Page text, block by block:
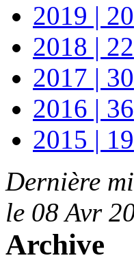
2019 | 20
2018 | 22
2017 | 30
2016 | 36
2015 | 19
Dernière
le 08 Avr
Archive